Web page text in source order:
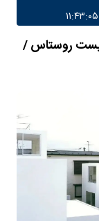
نیست روستاس /